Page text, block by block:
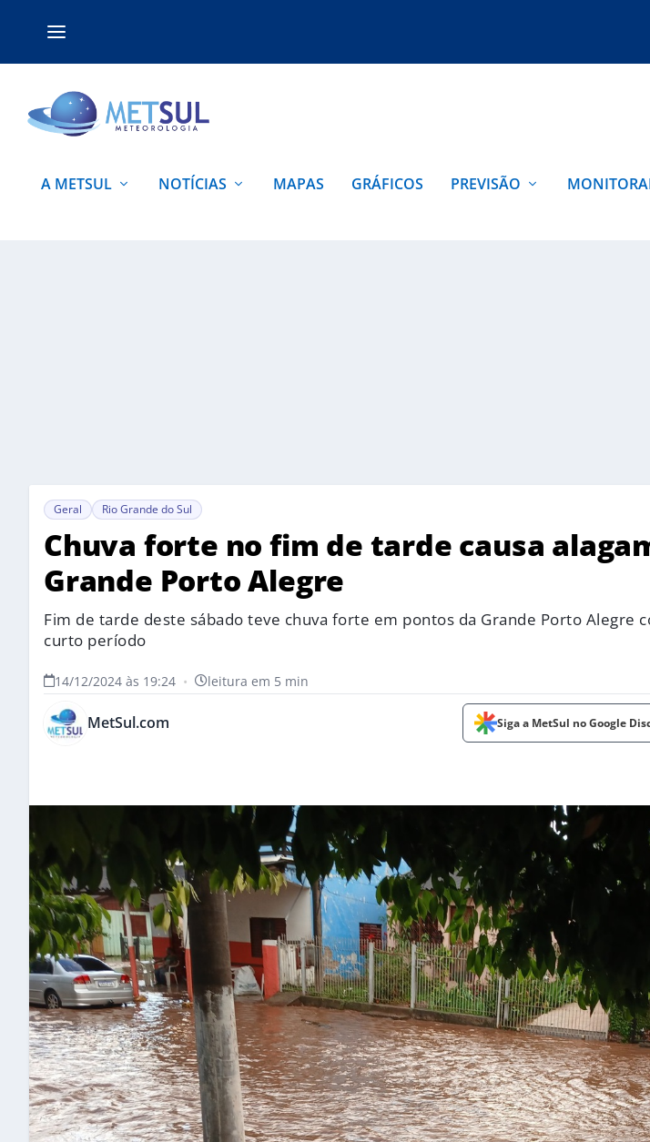
A METSUL NOTÍCIAS MAPAS GRÁFICOS PREVISÃO
Geral Rio Grande do Sul
Chuva forte no fim de tarde causa
Grande Porto Alegre
Fim de tarde deste sábado teve chuva forte em pontos da Grande Porto Alegre
curto período
14/12/2024 às 19:24 • leitura em 5 min
MetSul.com Siga a MetSul no Google